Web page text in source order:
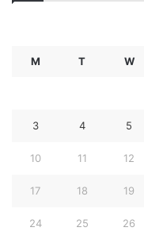
M T W
3 4 5
10 11 12
17 18 19
24 25 26